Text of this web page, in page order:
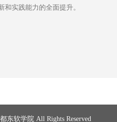
和实践能力的全面提升。
东软学院 All Rights Reserved